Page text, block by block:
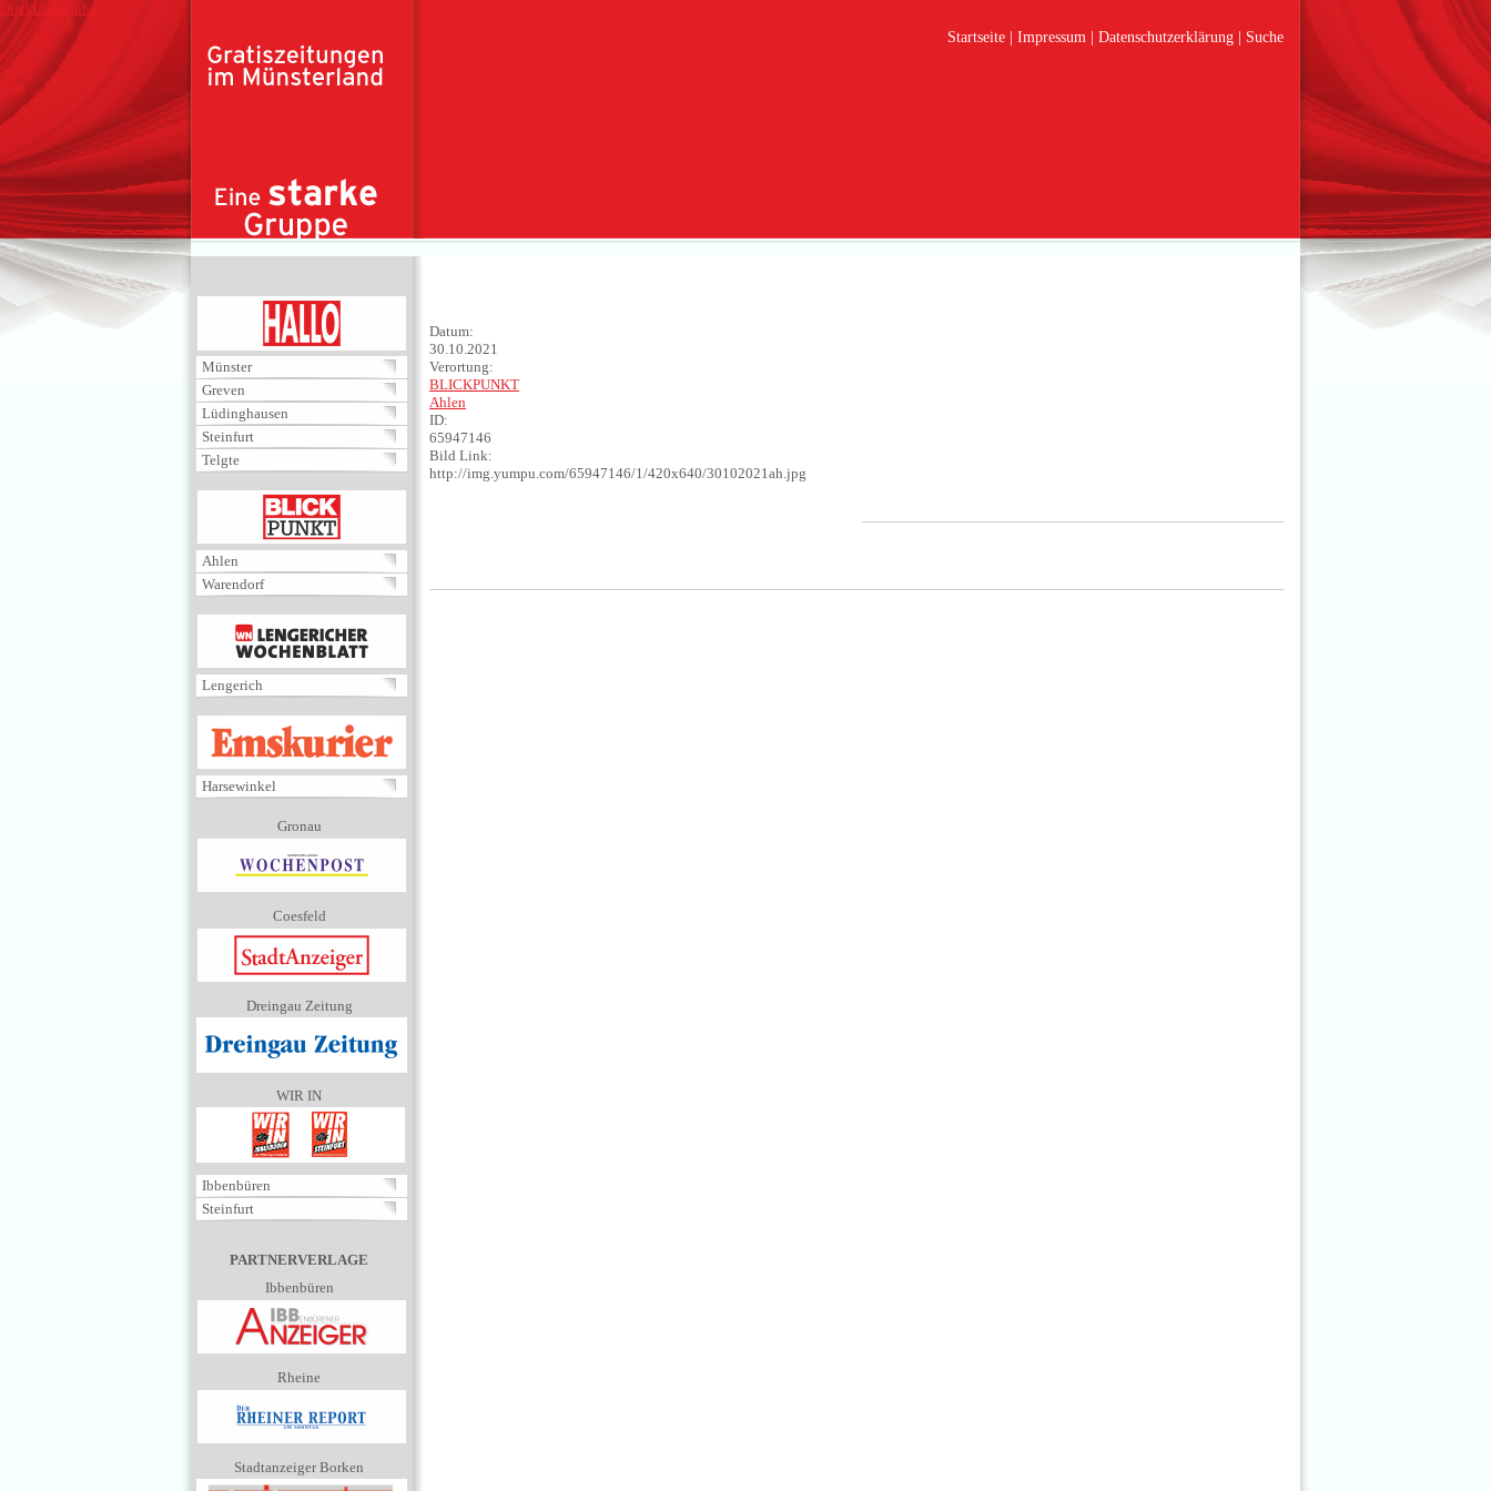
Direkt zum Inhalt
Startseite
Impressum Datenschutzerklärung Suche
Münster
Greven
Lüdinghausen
Steinfurt
Telgte
BLICKPUNKT
Ahlen
Warendorf
MENÜ
Lengerich
EMSKURIER
Harsewinkel
Gronau
Coesfeld
Dreingau Zeitung
WIR IN
Ibbenbüren
Steinfurt
PARTNERVERLAGE
Ibbenbüren
Rheine
Stadtanzeiger Borken
Datum:
30.10.2021
Verortung:
BLICKPUNKT
Ahlen
ID:
65947146
Bild Link:
http://img.yumpu.com/65947146/1/420x640/30102021ah.jpg